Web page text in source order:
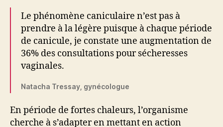
Le phénomène caniculaire n’est pas à
prendre à la légère puisque à chaque période
de canicule, je constate une augmentation de
36% des consultations pour sécheresses
vaginales.
Natacha Tressay, gynécologue
En période de fortes chaleurs, l’organisme
cherche à s’adapter en mettant en action